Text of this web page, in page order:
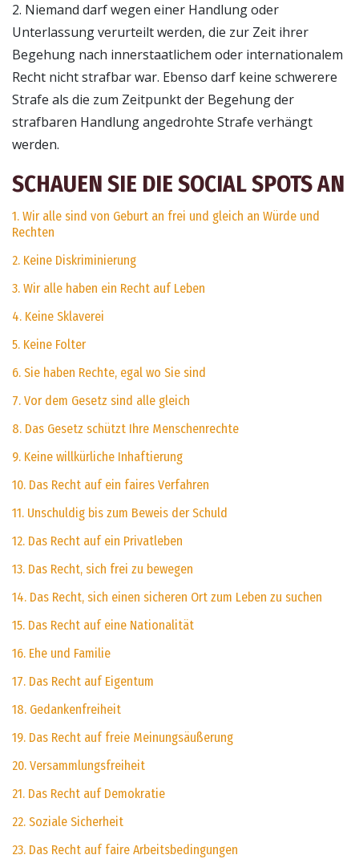
2. Niemand darf wegen einer Handlung oder
Unterlassung verurteilt werden, die zur Zeit ihrer
Begehung nach innerstaatlichem oder internationalem
Recht nicht strafbar war. Ebenso darf keine schwerere
Strafe als die zum Zeitpunkt der Begehung der
strafbaren Handlung angedrohte Strafe verhängt
werden.
SCHAUEN SIE DIE SOCIAL SPOTS AN
1. Wir alle sind von Geburt an frei und gleich an Würde und
Rechten
2. Keine Diskriminierung
3. Wir alle haben ein Recht auf Leben
4. Keine Sklaverei
5. Keine Folter
6. Sie haben Rechte, egal wo Sie sind
7. Vor dem Gesetz sind alle gleich
8. Das Gesetz schützt Ihre Menschenrechte
9. Keine willkürliche Inhaftierung
10. Das Recht auf ein faires Verfahren
11. Unschuldig bis zum Beweis der Schuld
12. Das Recht auf ein Privatleben
13. Das Recht, sich frei zu bewegen
14. Das Recht, sich einen sicheren Ort zum Leben zu suchen
15. Das Recht auf eine Nationalität
16. Ehe und Familie
17. Das Recht auf Eigentum
18. Gedankenfreiheit
19. Das Recht auf freie Meinungsäußerung
20. Versammlungsfreiheit
21. Das Recht auf Demokratie
22. Soziale Sicherheit
23. Das Recht auf faire Arbeitsbedingungen